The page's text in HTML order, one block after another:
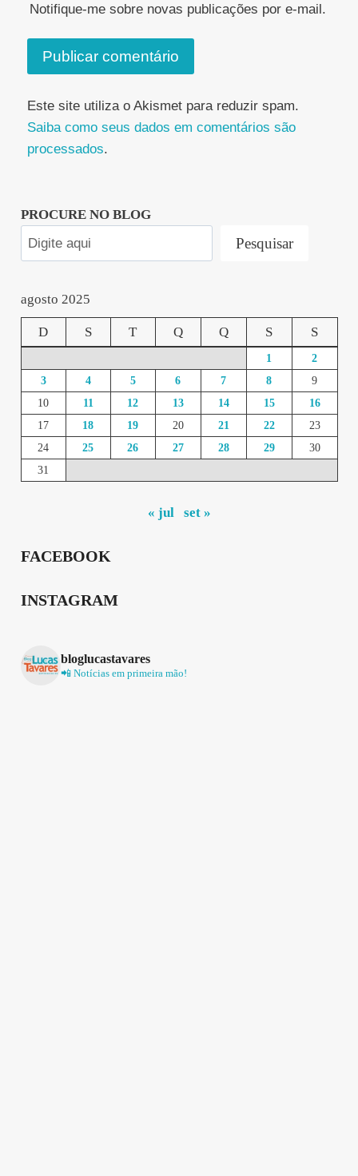
Notifique-me sobre novas publicações por e-mail.
Este site utiliza o Akismet para reduzir spam.
Saiba como seus dados em comentários são
processados.
PROCURE NO BLOG
Pesquisar
agosto 2025
D S T Q Q S S
1
2
3
4 5 6 7 8
9
10
11 12 13 14 15
16
17
18 19 20 21 22
23
24
25 26 27 28 29
30
31
« jul set »
FACEBOOK
INSTAGRAM
bloglucastavares
📲 Notícias em primeira mão!